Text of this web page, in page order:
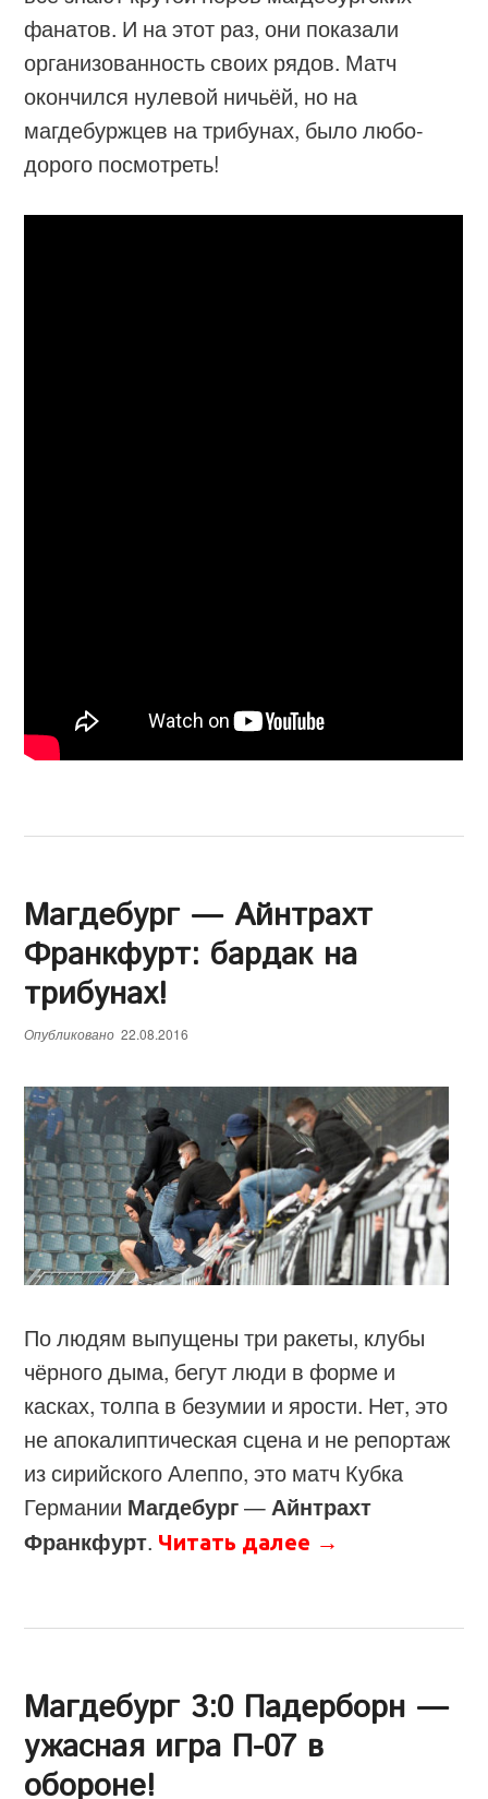
фанатов. И на этот раз, они показали
организованность своих рядов. Матч
окончился нулевой ничьёй, но на
магдебуржцев на трибунах, было любо-
дорого посмотреть!
Магдебург — Айнтрахт
Франкфурт: бардак на
трибунах!
Опубликовано 22.08.2016
По людям выпущены три ракеты, клубы
чёрного дыма, бегут люди в форме и
касках, толпа в безумии и ярости. Нет, это
не апокалиптическая сцена и не репортаж
из сирийского Алеппо, это матч Кубка
Германии Магдебург— Айнтрахт
Франкфурт. Читать далее →
Магдебург 3:0 Падерборн —
ужасная игра П-07 в
обороне!